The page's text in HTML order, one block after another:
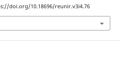
doi.org/10.18696/reunir.v3i4.76